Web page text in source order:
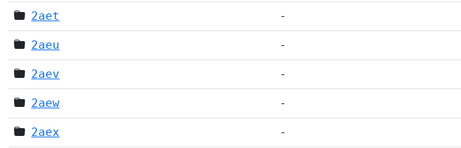
2aet -
2aeu -
2aev -
2aew -
2aex -